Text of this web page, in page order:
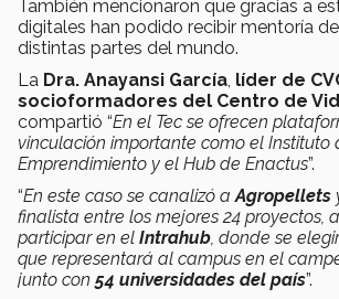
También mencionaron que gracias a
digitales han podido recibir mentoría
distintas partes del mundo.
La Dra. Anayansi García, líder de
socioformadores del Centro de
compartió “En el Tec se ofrecen
vinculación importante como el Instituto
Emprendimiento y el Hub de Enactus”.
“En este caso se canalizó aAgropellets
finalista entre los mejores 24 proyectos,
participar en el Intrahub, donde se
que representará al campus en el
junto con 54 universidades del país”.